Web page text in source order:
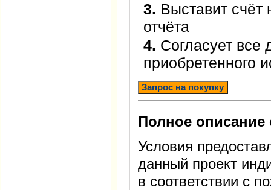
3. Выставит счёт
отчёта
4. Согласует все
приобретенного
Запрос на покупку
Полное описание
Условия
данный проект
в соответствии с